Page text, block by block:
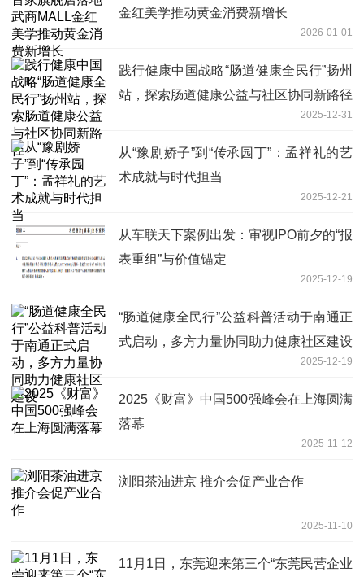
金红美学推动黄金消费新增长
2026-01-01
践行健康中国战略“肠道健康全民行”扬州
站，探索肠道健康公益与社区协同新路径
2025-12-31
从“豫剧娇子”到“传承园丁”：孟祥礼的艺
术成就与时代担当
2025-12-21
从车联天下案例出发：审视IPO前夕的“报
表重组”与价值锚定
2025-12-19
“肠道健康全民行”公益科普活动于南通正
式启动，多方力量协同助力健康社区建设
2025-12-19
2025《财富》中国500强峰会在上海圆满
落幕
2025-11-12
浏阳茶油进京 推介会促产业合作
2025-11-10
11月1日，东莞迎来第三个“东莞民营企业